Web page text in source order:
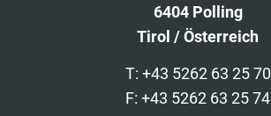
6404 Polling
Tirol / Österreich
T: +43 5262 63 25 70
F: +43 5262 63 25 74